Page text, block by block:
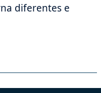
diferentes e